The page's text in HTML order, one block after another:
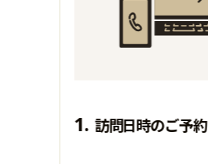
1. 訪問日時のご予約